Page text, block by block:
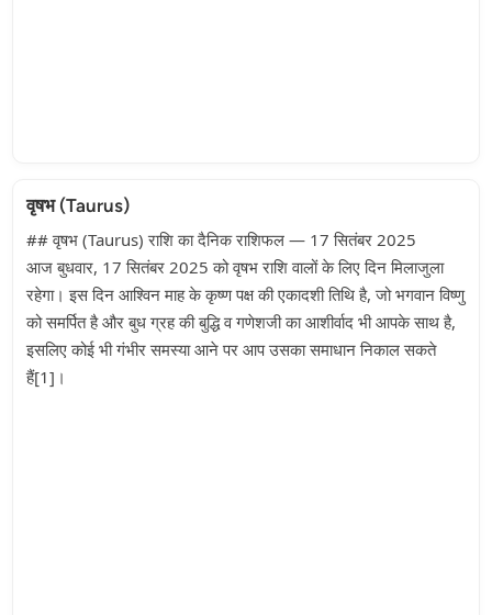
वृषभ (Taurus)
## वृषभ (Taurus) राशि का दैनिक राशिफल — 17 सितंबर 2025
आज बुधवार, 17 सितंबर 2025 को वृषभ राशि वालों के लिए दिन मिलाजुला
रहेगा। इस दिन आश्विन माह के कृष्ण पक्ष की एकादशी तिथि है, जो भगवान विष्णु
को समर्पित है और बुध ग्रह की बुद्धि व गणेशजी का आशीर्वाद भी आपके साथ है,
इसलिए कोई भी गंभीर समस्या आने पर आप उसका समाधान निकाल सकते
हैं[1]।